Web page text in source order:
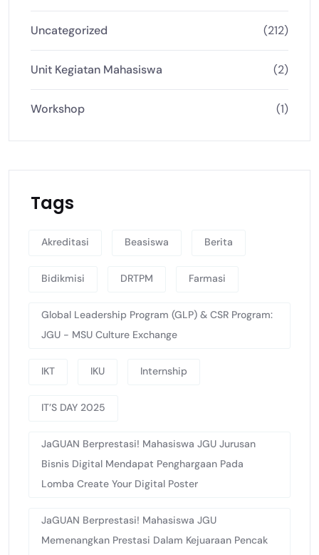
Uncategorized (212)
Unit Kegiatan Mahasiswa (2)
Workshop (1)
Tags
Akreditasi Beasiswa Berita
Bidikmisi DRTPM Farmasi
Global Leadership Program (GLP) & CSR Program:
JGU - MSU Culture Exchange
IKT IKU Internship
IT’S DAY 2025
JaGUAN Berprestasi! Mahasiswa JGU Jurusan
Bisnis Digital Mendapat Penghargaan Pada
Lomba Create Your Digital Poster
JaGUAN Berprestasi! Mahasiswa JGU
Memenangkan Prestasi Dalam Kejuaraan Pencak